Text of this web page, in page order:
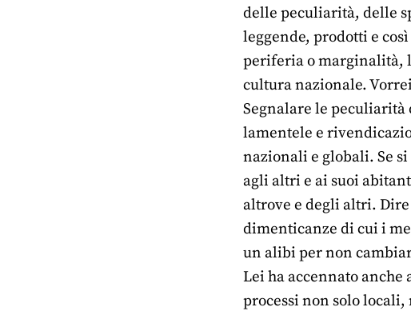
delle peculiarità, delle
leggende, prodotti e
periferia o marginalità,
cultura nazionale.
Segnalare le peculiarità
lamentele e
nazionali e globali. Se
agli altri e ai suoi
altrove e degli altri.
dimenticanze di cui i
un alibi per non
Lei ha accennato
processi non solo